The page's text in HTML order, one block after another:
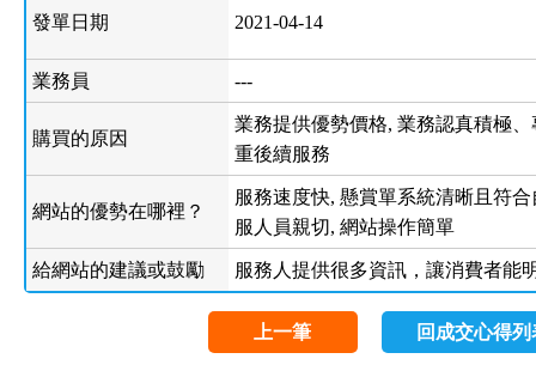
發單日期 2021-04-14
業務員 ---
購買的原因
業務提供優勢價格, 業務認真積極
重後續服務
網站的優勢在哪裡？
服務速度快, 懸賞單系統清晰且符
服人員親切, 網站操作簡單
給網站的建議或鼓勵 服務人提供很多資訊，讓消費者能
上一筆 回成交心得列